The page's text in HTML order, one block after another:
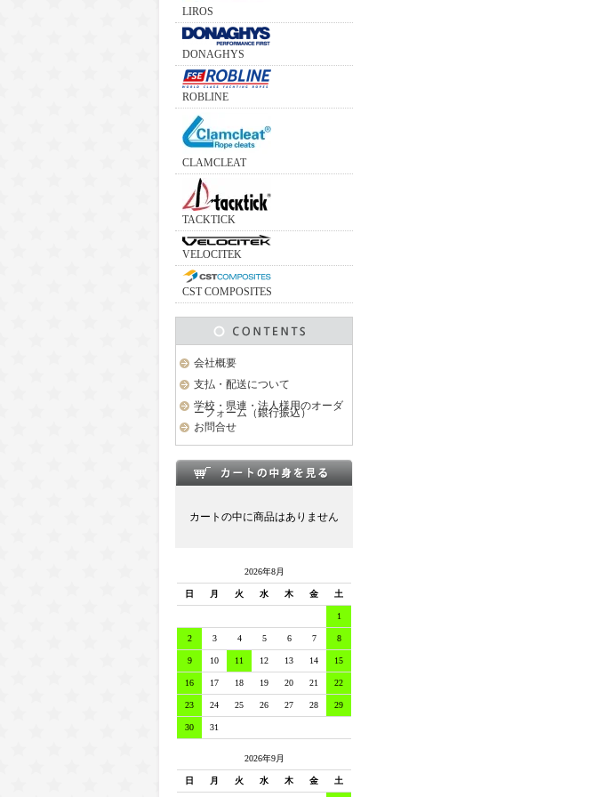
LIROS
DONAGHYS
ROBLINE
CLAMCLEAT
TACKTICK
VELOCITEK
CST COMPOSITES
会社概要
支払・配送について
学校・県連・法人様用のオーダ
ーフォーム（銀行振込）
お問合せ
カートの中に商品はありません
2026年8月
日 月 火 水 木 金 土
1
2 3 4 5 6 7 8
9 10 11 12 13 14 15
16 17 18 19 20 21 22
23 24 25 26 27 28 29
30 31
2026年9月
日 月 火 水 木 金 土